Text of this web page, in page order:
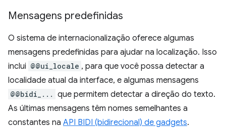
Mensagens predefinidas
O sistema de internacionalização oferece algumas
mensagens predefinidas para ajudar na localização. Isso
inclui @@ui_locale , para que você possa detectar a
localidade atual da interface, e algumas mensagens
@@bidi_... que permitem detectar a direção do texto.
As últimas mensagens têm nomes semelhantes a
constantes na API BIDI (bidirecional) de gadgets.